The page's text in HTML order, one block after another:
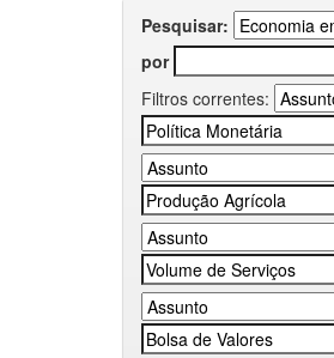
Pesquisar:
por
Filtros correntes: